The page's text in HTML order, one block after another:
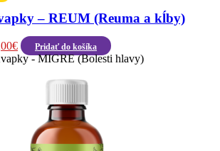
– REUM (Reuma a kĺby)
€Aktuálna
cena
Pridať do košíka